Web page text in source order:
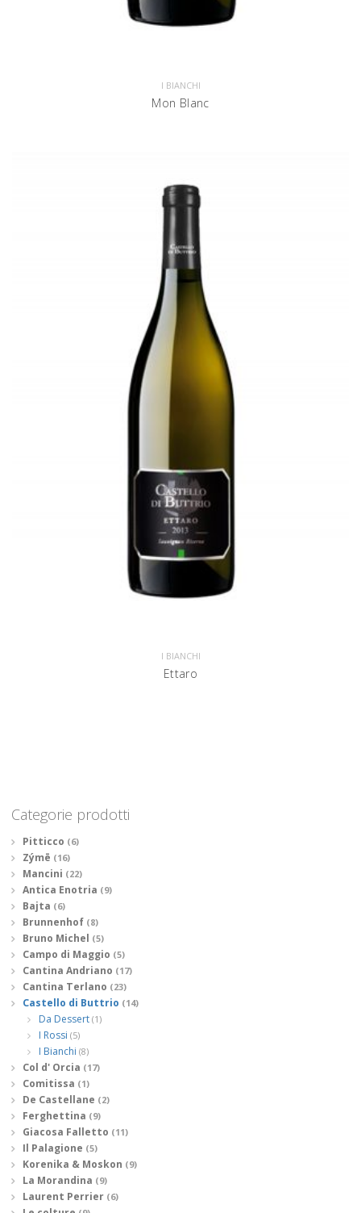
I BIANCHI
Mon Blanc
I BIANCHI
Ettaro
Categorie prodotti
Pitticco (6)
Zýmē (16)
Mancini (22)
Antica Enotria (9)
Bajta (6)
Brunnenhof (8)
Bruno Michel (5)
Campo di Maggio (5)
Cantina Andriano (17)
Cantina Terlano (23)
Castello di Buttrio (14)
Da Dessert (1)
I Rossi (5)
I Bianchi (8)
Col d' Orcia (17)
Comitissa (1)
De Castellane (2)
Ferghettina (9)
Giacosa Falletto (11)
Il Palagione (5)
Korenika & Moskon (9)
La Morandina (9)
Laurent Perrier (6)